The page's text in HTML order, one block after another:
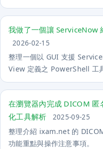
我做了一個讓 ServiceNow
2026-02-15
整理一個以 GUI 支援
View 定義之 PowerShell 工
在瀏覽器內完成 DICOM
化工具解析
2025-09-25
整理介紹 ixam.net 的
功能重點與操作注意事項。